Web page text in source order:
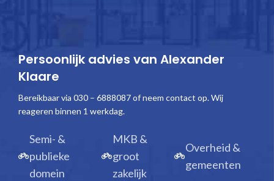
Persoonlijk advies van Alexander
Klaare
Bereikbaar via 030 – 6888087 of neem contact op. Wij
reageren binnen 1 werkdag.
Semi- &
publieke
domein
MKB &
groot
zakelijk
Overheid &
gemeenten